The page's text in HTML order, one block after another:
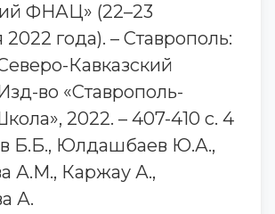
ФНАЦ» (22–23
года). – Ставрополь:
Кавказский
во «Ставрополь-
2022. – 407-410 с. 4
Б.Б., Юлдашбаев Ю.А.,
А.М., Каржау А.,
А.